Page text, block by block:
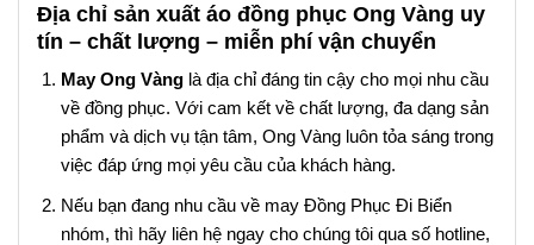
Địa chỉ sản xuất áo đồng phục Ong Vàng uy
tín – chất lượng – miễn phí vận chuyển
May Ong Vànglà địa chỉ đáng tin cậy cho mọi nhu cầu
về đồng phục. Với cam kết về chất lượng, đa dạng sản
phẩm và dịch vụ tận tâm, Ong Vàng luôn tỏa sáng trong
việc đáp ứng mọi yêu cầu của khách hàng.
Nếu bạn đang nhu cầu về may Đồng Phục Đi Biển
nhóm, thì hãy liên hệ ngay cho chúng tôi qua số hotline,